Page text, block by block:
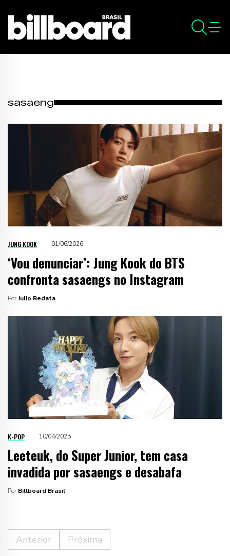
sasaeng
JUNG KOOK 01/06/2026
‘Vou denunciar’: Jung Kook do BTS
confronta sasaengs no Instagram
PorJulio Redata
K-POP 10/04/2025
Leeteuk, do Super Junior, tem casa
invadida por sasaengs e desabafa
Por Billboard Brasil
Anterior Próxima